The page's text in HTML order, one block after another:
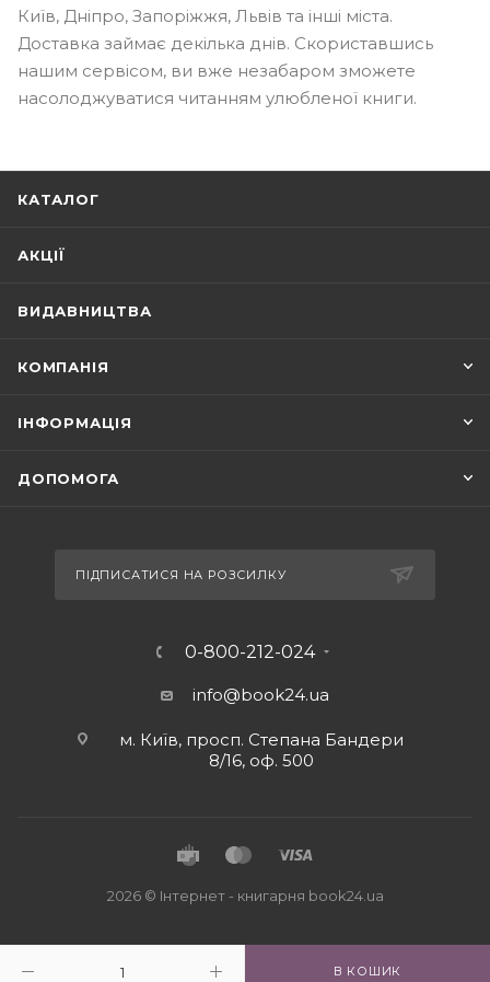
В КОШИК
Київ, Дніпро, Запоріжжя, Львів та інші міста.
Доставка займає декілька днів. Скориставшись
нашим сервісом, ви вже незабаром зможете
насолоджуватися читанням улюбленої книги.
КАТАЛОГ
АКЦІЇ
ВИДАВНИЦТВА
КОМПАНІЯ
ІНФОРМАЦІЯ
ДОПОМОГА
ПІДПИСАТИСЯ НА РОЗСИЛКУ
0-800-212-024
info@book24.ua
м. Київ, просп. Степана Бандери
8/16, оф. 500
2026 © Iнтернет - книгарня book24.ua